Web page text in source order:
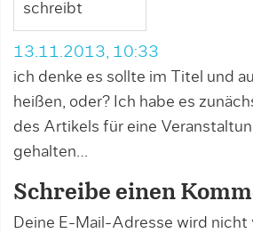
schreibt
13.11.2013, 10:33
ich denke es sollte im Titel und
heißen, oder? Ich habe es
des Artikels für eine
gehalten…
Schreibe einen
Deine E-Mail-Adresse wird